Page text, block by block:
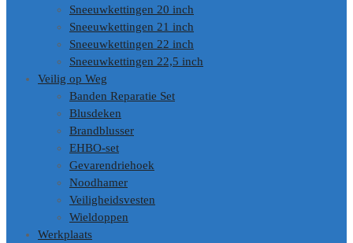
Sneeuwkettingen 20 inch
Sneeuwkettingen 21 inch
Sneeuwkettingen 22 inch
Sneeuwkettingen 22,5 inch
Veilig op Weg
Banden Reparatie Set
Blusdeken
Brandblusser
EHBO-set
Gevarendriehoek
Noodhamer
Veiligheidsvesten
Wieldoppen
Werkplaats